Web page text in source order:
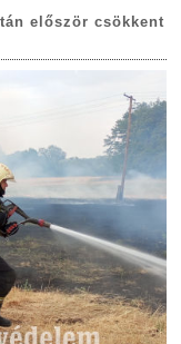
először csökkent